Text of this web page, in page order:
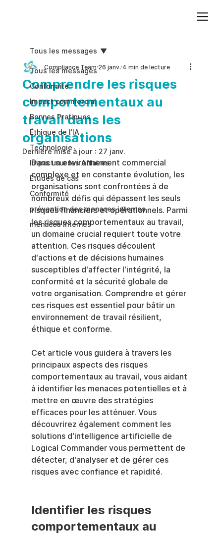
Tous les messages
Conformite
Impact commercial
Bonnes Pratiques
Éthique de l’IA
Technologie
Impact sur les Affaires
Études de cas
Conformité
prévention des menaces internes
menaces internes
Tous les messages
Comprendre les risques
comportementaux au
travail dans les
organisations
Compliance Team 26 janv. 4 min de lecture
Dernière mise à jour : 27 janv.
Dans un environnement commercial
complexe et en constante évolution, les
organisations sont confrontées à de
nombreux défis qui dépassent les seuls
risques financiers et opérationnels. Parmi
les risques comportementaux au travail,
un domaine crucial requiert toute votre
attention. Ces risques découlent
d'actions et de décisions humaines
susceptibles d'affecter l'intégrité, la
conformité et la sécurité globale de
votre organisation. Comprendre et gérer
ces risques est essentiel pour bâtir un
environnement de travail résilient,
éthique et conforme.
Cet article vous guidera à travers les
principaux aspects des risques
comportementaux au travail, vous aidant
à identifier les menaces potentielles et à
mettre en œuvre des stratégies
efficaces pour les atténuer. Vous
découvrirez également comment les
solutions d'intelligence artificielle de
Logical Commander vous permettent de
détecter, d'analyser et de gérer ces
risques avec confiance et rapidité.
Identifier les risques
comportementaux au